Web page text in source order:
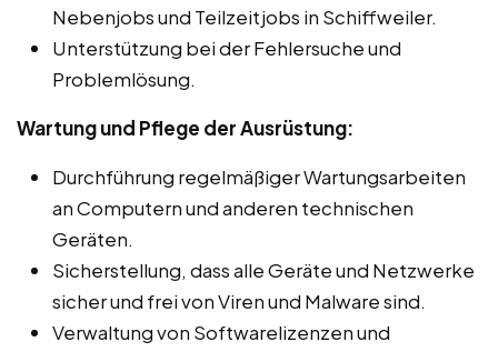
Nebenjobs und Teilzeitjobs in Schiffweiler.
Unterstützung bei der Fehlersuche und
Problemlösung.
Wartung und Pflege der Ausrüstung:
Durchführung regelmäßiger Wartungsarbeiten
an Computern und anderen technischen
Geräten.
Sicherstellung, dass alle Geräte und Netzwerke
sicher und frei von Viren und Malware sind.
Verwaltung von Softwarelizenzen und